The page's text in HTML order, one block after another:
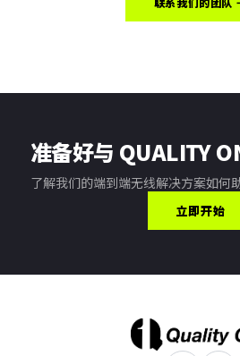
准备好与 QUALITY
了解我们的端到端无线解决方案如何
立即开始